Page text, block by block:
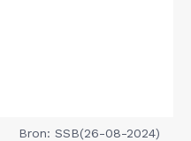
Bron: SSB(26-08-2024)